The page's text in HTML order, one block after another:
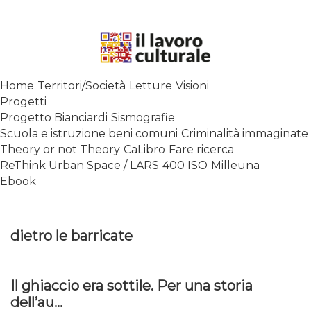
SPALANCARE LE FINESTRE DEI
CONTEMPORANEO
Home Territori/Società Letture Visioni
Progetti
Progetto Bianciardi Sismografie
Scuola e istruzione beni comuni Criminalità immaginate
Theory or not Theory CaLibro Fare ricerca
ReThink Urban Space / LARS 400 ISO Milleuna
Ebook
dietro le barricate
Il ghiaccio era sottile. Per una storia
dell’au...